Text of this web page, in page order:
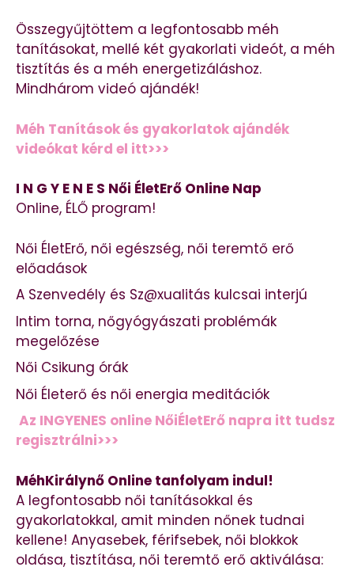
Összegyűjtöttem a legfontosabb méh
tanításokat, mellé két gyakorlati videót, a méh
tisztítás és a méh energetizáláshoz.
Mindhárom videó ajándék!
Méh Tanítások és gyakorlatok ajándék
videókat kérd el itt>>>
I N G Y E N E S Női ÉletErő Online Nap
Online, ÉLŐ program!
Női ÉletErő, női egészség, női teremtő erő
előadások
A Szenvedély és Sz@xualitás kulcsai interjú
Intim torna, nőgyógyászati problémák
megelőzése
Női Csikung órák
Női Életerő és női energia meditációk
Az INGYENES online NőiÉletErő napra itt tudsz
regisztrálni>>>
MéhKirálynő Online tanfolyam indul!
A legfontosabb női tanításokkal és
gyakorlatokkal, amit minden nőnek tudnai
kellene! Anyasebek, férifsebek, női blokkok
oldása, tisztítása, női teremtő erő aktiválása: